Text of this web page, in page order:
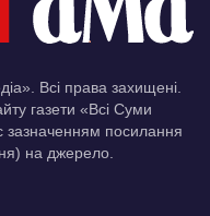
Всі права захищені.
газети «Всі Суми
зазначенням посилання
на джерело.